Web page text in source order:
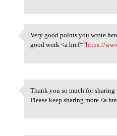
Very good points you
Very good points you wrote
good work <a href="https://
Thank you so much for
Thank you so much for
Please keep sharing more <a